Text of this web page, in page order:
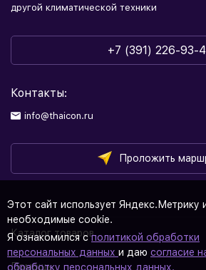
Этот сайт использует Яндекс.Метрику
необходимые cookie.
Я ознакомился сполитикой обработки
персональных данных и даю согласие
обработку персональных данных.
другой климатической техники
+7 (391) 226-93-
Контакты:
info@thaicon.ru
Проложить
Каталог товаров
Помощь